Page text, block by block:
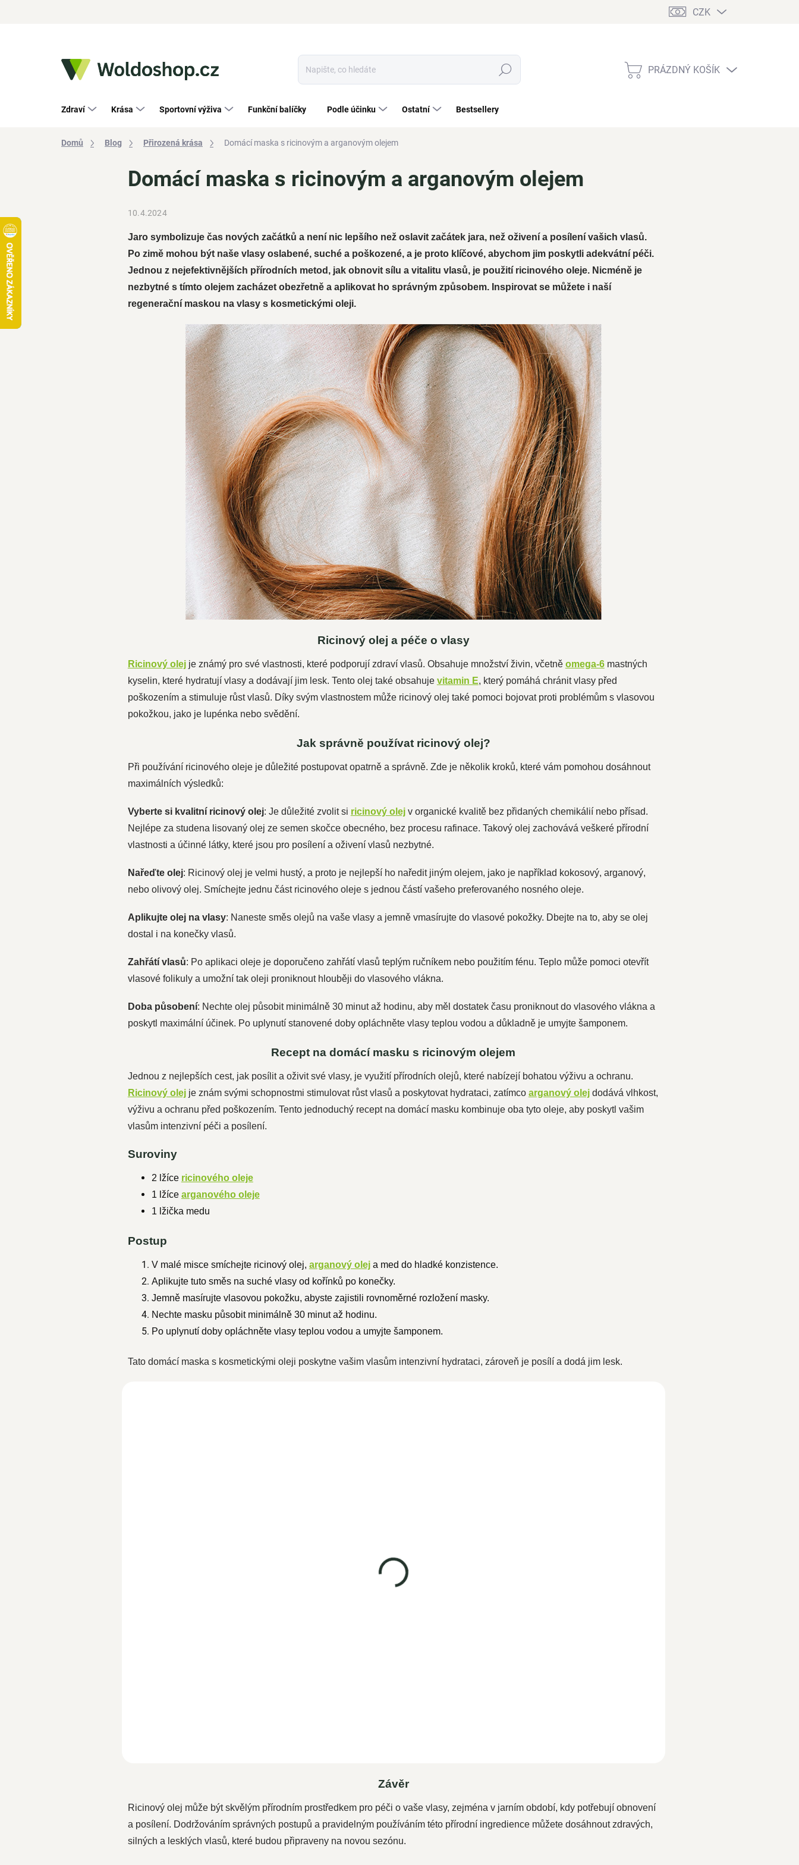
CZK
Hledat
NÁKUPNÍ
PRÁZDNÝ KOŠÍK
Zdraví Krása Sportovní výživa Funkční balíčky Podle účinku Ostatní Bestsellery
Domů Blog Přirozená krása Domácí maska s ricinovým a arganovým olejem
Domácí maska s ricinovým a arganovým olejem
10.4.2024
Jaro symbolizuje čas nových začátků a není nic lepšího než oslavit začátek jara, než oživení a posílení vašich vlasů.
Po zimě mohou být naše vlasy oslabené, suché a poškozené, a je proto klíčové, abychom jim poskytli adekvátní péči.
Jednou z nejefektivnějších přírodních metod, jak obnovit sílu a vitalitu vlasů, je použití ricinového oleje. Nicméně je
nezbytné s tímto olejem zacházet obezřetně a aplikovat ho správným způsobem. Inspirovat se můžete i naší
regenerační maskou na vlasy s kosmetickými oleji.
Ricinový olej a péče o vlasy
Ricinový olejje známý pro své vlastnosti, které podporují zdraví vlasů. Obsahuje množství živin, včetně omega-6mastných
kyselin, které hydratují vlasy a dodávají jim lesk. Tento olej také obsahuje vitamin E, který pomáhá chránit vlasy před
poškozením a stimuluje růst vlasů. Díky svým vlastnostem může ricinový olej také pomoci bojovat proti problémům s vlasovou
pokožkou, jako je lupénka nebo svědění.
Jak správně používat ricinový olej?
Při používání ricinového oleje je důležité postupovat opatrně a správně. Zde je několik kroků, které vám pomohou dosáhnout
maximálních výsledků:
Vyberte si kvalitní ricinový olej: Je důležité zvolit si ricinový olejv organické kvalitě bez přidaných chemikálií nebo přísad.
Nejlépe za studena lisovaný olej ze semen skočce obecného, bez procesu rafinace. Takový olej zachovává veškeré přírodní
vlastnosti a účinné látky, které jsou pro posílení a oživení vlasů nezbytné.
Nařeďte olej: Ricinový olej je velmi hustý, a proto je nejlepší ho naředit jiným olejem, jako je například kokosový, arganový,
nebo olivový olej. Smíchejte jednu část ricinového oleje s jednou částí vašeho preferovaného nosného oleje.
Aplikujte olej na vlasy: Naneste směs olejů na vaše vlasy a jemně vmasírujte do vlasové pokožky. Dbejte na to, aby se olej
dostal i na konečky vlasů.
Zahřátí vlasů: Po aplikaci oleje je doporučeno zahřátí vlasů teplým ručníkem nebo použitím fénu. Teplo může pomoci otevřít
vlasové folikuly a umožní tak oleji proniknout hlouběji do vlasového vlákna.
Doba působení: Nechte olej působit minimálně 30 minut až hodinu, aby měl dostatek času proniknout do vlasového vlákna a
poskytl maximální účinek. Po uplynutí stanovené doby opláchněte vlasy teplou vodou a důkladně je umyjte šamponem.
Recept na domácí masku s ricinovým olejem
Jednou z nejlepších cest, jak posílit a oživit své vlasy, je využití přírodních olejů, které nabízejí bohatou výživu a ochranu.
Ricinový olejje znám svými schopnostmi stimulovat růst vlasů a poskytovat hydrataci, zatímco arganový olejdodává vlhkost,
výživu a ochranu před poškozením. Tento jednoduchý recept na domácí masku kombinuje oba tyto oleje, aby poskytl vašim
vlasům intenzivní péči a posílení.
Suroviny
2 lžíce ricinového oleje
1 lžíce arganového oleje
1 lžička medu
Postup
V malé misce smíchejte ricinový olej, arganový oleja med do hladké konzistence.
Aplikujte tuto směs na suché vlasy od kořínků po konečky.
Jemně masírujte vlasovou pokožku, abyste zajistili rovnoměrné rozložení masky.
Nechte masku působit minimálně 30 minut až hodinu.
Po uplynutí doby opláchněte vlasy teplou vodou a umyjte šamponem.
Tato domácí maska s kosmetickými oleji poskytne vašim vlasům intenzivní hydrataci, zároveň je posílí a dodá jim lesk.
Závěr
Ricinový olej může být skvělým přírodním prostředkem pro péči o vaše vlasy, zejména v jarním období, kdy potřebují obnovení
a posílení. Dodržováním správných postupů a pravidelným používáním této přírodní ingredience můžete dosáhnout zdravých,
silných a lesklých vlasů, které budou připraveny na novou sezónu.